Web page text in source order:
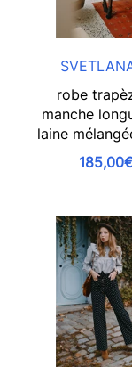
robe
manche
laine